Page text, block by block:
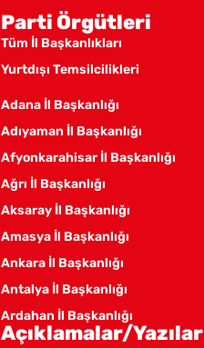
Parti Örgütleri
Tüm İl Başkanlıkları
Yurtdışı Temsilcilikleri
Adana İl Başkanlığı
Adıyaman İl Başkanlığı
Afyonkarahisar İl Başkanlığı
Ağrı İl Başkanlığı
Aksaray İl Başkanlığı
Amasya İl Başkanlığı
Ankara İl Başkanlığı
Antalya İl Başkanlığı
Ardahan İl Başkanlığı
Artvin İl Başkanlığı
Açıklamalar/Yazılar